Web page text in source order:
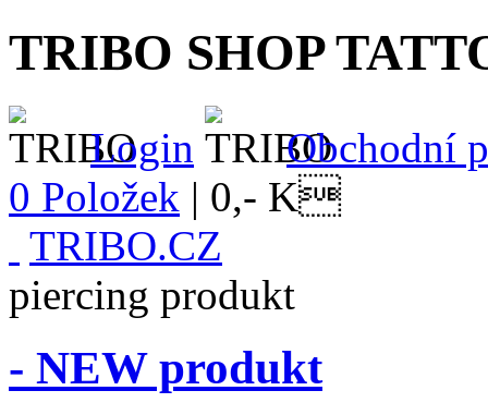
TRIBO SHOP
Login
Obchodní
0 Položek | 0,- K
TRIBO.CZ
piercing produkt
- NEW produkt